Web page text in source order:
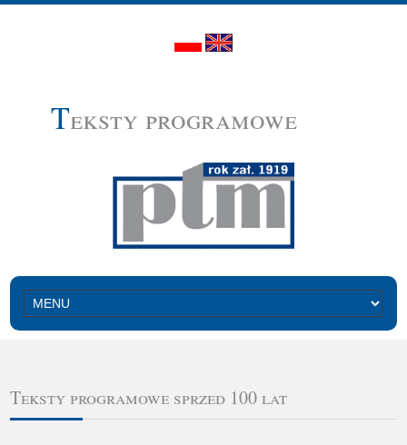
Teksty programowe
Teksty programowe sprzed 100 lat